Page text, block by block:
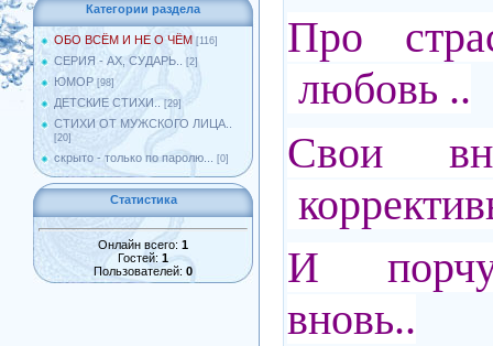
Категории раздела
ОБО ВСЁМ И НЕ О ЧЁМ [116]
СЕРИЯ - АХ, СУДАРЬ.. [2]
ЮМОР [98]
ДЕТСКИЕ СТИХИ.. [29]
СТИХИ ОТ МУЖСКОГО ЛИЦА..
[20]
скрыто - только по паролю... [0]
Статистика
Онлайн всего: 1
Гостей: 1
Пользователей: 0
Про
любовь ..
Свои
И порчу
вновь..